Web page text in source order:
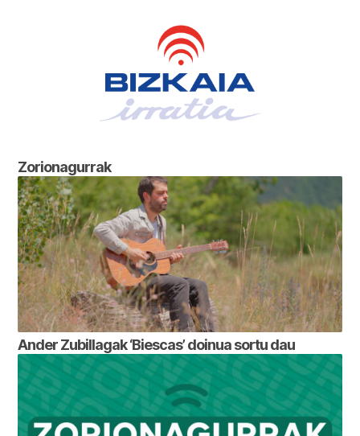
Zorionagurrak
Ander Zubillagak ‘Biescas’ doinua sortu dau